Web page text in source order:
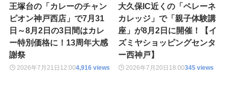
王塚台の「カレーのチャン
ピオン神戸西店」で7月31
日～8月2日の3日間はカレ
ー特別価格に！13周年大感
謝祭
2026年7月21日 12:004,916 views
大久保IC近くの「ペレーネ
カレッジ」で「親子体験講
座」が8月2日に開催！【イ
ズミヤショッピングセンタ
ー西神戸】
2026年7月20日 18:00345 views